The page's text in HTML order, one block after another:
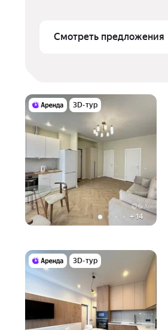
Смотреть предложения
3D-тур
+ 14
3D-тур